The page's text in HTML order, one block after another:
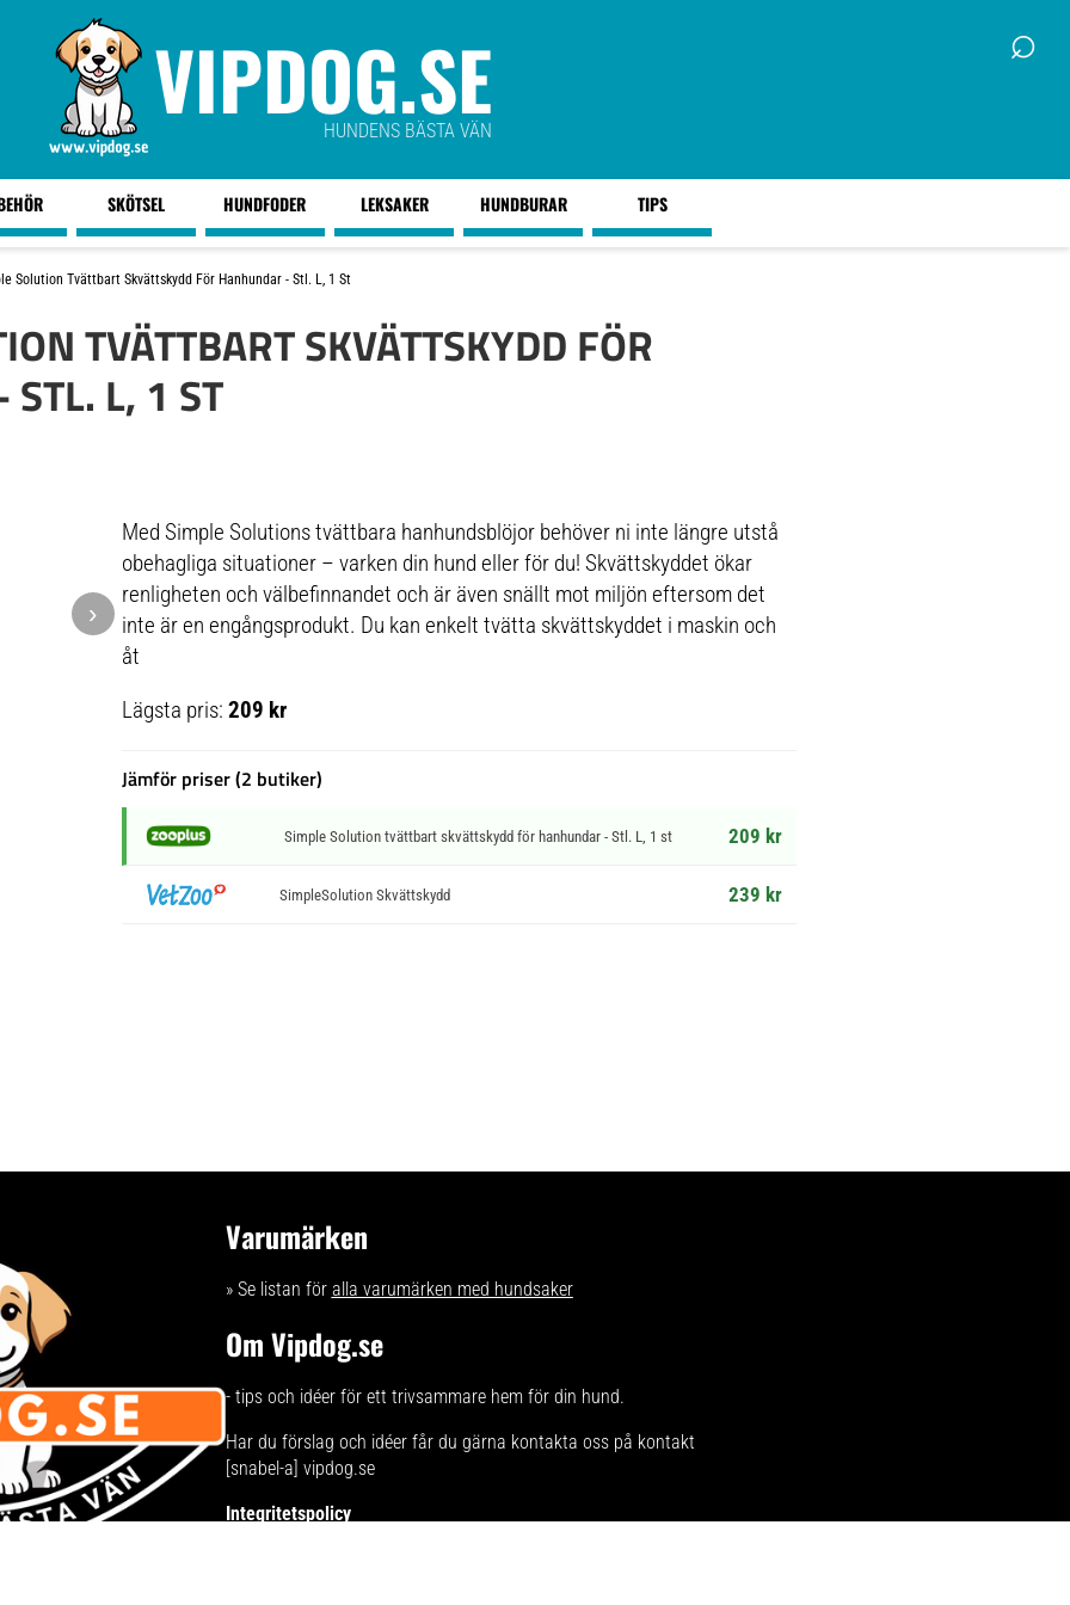
VIPDOG.SE
HUNDENS BÄSTA VÄN
⌕
SKÖTSEL HUNDFODER LEKSAKER HUNDBURAR TIPS
Solution Tvättbart Skvättskydd För Hanhundar - Stl. L, 1 St
TVÄTTBART SKVÄTTSKYDD FÖR
L, 1 ST
›
Med Simple Solutions tvättbara hanhundsblöjor behöver ni inte längre utstå
obehagliga situationer – varken din hund eller för du! Skvättskyddet ökar
renligheten och välbefinnandet och är även snällt mot miljön eftersom det
inte är en engångsprodukt. Du kan enkelt tvätta skvättskyddet i maskin och
åt
Lägsta pris: 209 kr
Jämför priser (2 butiker)
Simple Solution tvättbart skvättskydd för hanhundar - Stl. L, 1 st 209 kr
SimpleSolution Skvättskydd 239 kr
Varumärken
» Se listan för alla varumärken med hundsaker
Om Vipdog.se
- tips och idéer för ett trivsammare hem för din hund.
Har du förslag och idéer får du gärna kontakta oss på kontakt
[snabel-a] vipdog.se
Integritetspolicy